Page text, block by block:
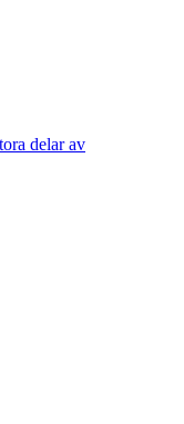
delar av